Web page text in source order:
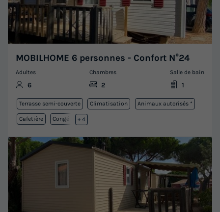
MOBILHOME 6 personnes - Confort N°24
Adultes
6
Chambres
2
Salle de bain
1
Terrasse semi-couverte Climatisation Animaux autorisés *
Cafetière Congélateur
+ 4